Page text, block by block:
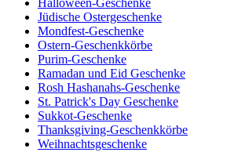
Halloween-Geschenke
Jüdische Ostergeschenke
Mondfest-Geschenke
Ostern-Geschenkkörbe
Purim-Geschenke
Ramadan und Eid Geschenke
Rosh Hashanahs-Geschenke
St. Patrick's Day Geschenke
Sukkot-Geschenke
Thanksgiving-Geschenkkörbe
Weihnachtsgeschenke